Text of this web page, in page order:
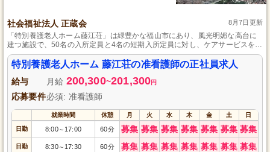
社会福祉法人 正蔵会 8月7日更新
「特別養護老人ホーム藤江荘」は緑豊かな福山市にあり、風光明媚な高台に
建つ施設で、50名の入所定員と4名の短期入所定員に対し、ケアサービスを提
供しております。
特別養護老人ホーム 藤江荘の准看護師の正社員求人
給与 月給 200,300~201,300円
応募要件必須: 准看護師
就業時間 休憩 月 火 水 木 金 土 日
日勤 8:00～ 17:00 60分 募集 募集 募集 募集 募集 募集 募集
日勤 8:30～ 17:30 60分 募集 募集 募集 募集 募集 募集 募集